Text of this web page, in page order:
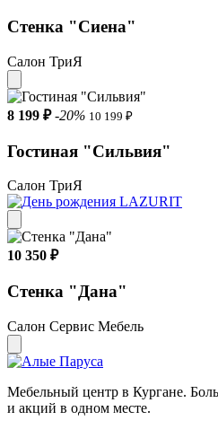
Стенка "Сиена"
Салон ТриЯ
8 199 ₽ -20% 10 199 ₽
Гостиная "Сильвия"
Салон ТриЯ
10 350 ₽
Стенка "Дана"
Салон Сервис Мебель
Мебельный центр в Кургане.
и акций в одном месте.